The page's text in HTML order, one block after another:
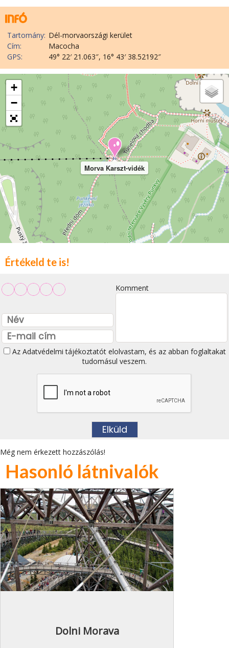
Tartomány: Dél-morvaországi kerület
Cím:
Macocha
GPS:
49° 22′ 21.063″, 16° 43′ 38.52192″
Morva Karszt-vidék
+
−
Értékeld te is!
Komment
Az Adatvédelmi tájékoztatótelolvastam, és az abban foglaltakat
tudomásul veszem.
Még nem érkezett hozzászólás!
Hasonló látnivalók
Dolni Morava